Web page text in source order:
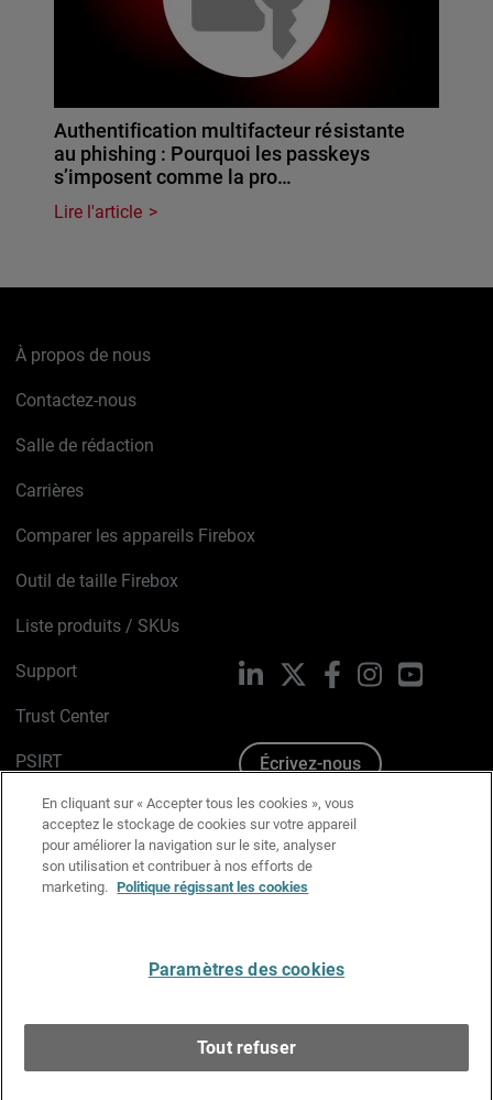
Authentification multifacteur résistante
au phishing : Pourquoi les passkeys
s’imposent comme la pro…
Lire l'article
À propos de nous
Contactez-nous
Salle de rédaction
Carrières
Comparer les appareils Firebox
Outil de taille Firebox
Liste produits / SKUs
Support
Trust Center
PSIRT
Avis sur les cookies
Politique de confidentialité
Charte Graphique
LinkedIn FacebookInstagramYouTube
Écrivez-nous
En cliquant sur « Accepter tous les cookies », vous
acceptez le stockage de cookies sur votre appareil
pour améliorer la navigation sur le site, analyser
son utilisation et contribuer à nos efforts de
marketing. Politique régissant les cookies
Paramètres des cookies
Tout refuser